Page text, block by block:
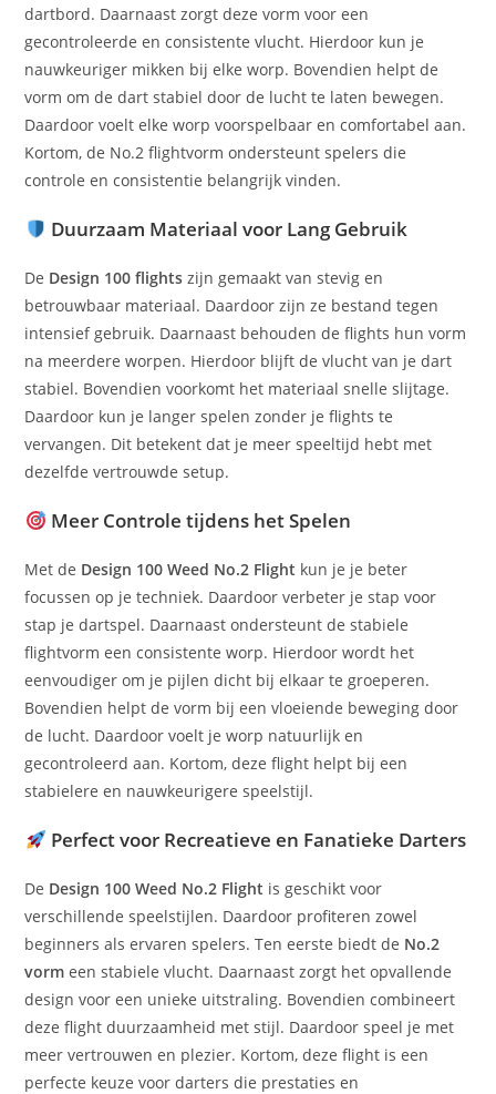
dartbord. Daarnaast zorgt deze vorm voor een
gecontroleerde en consistente vlucht. Hierdoor kun je
nauwkeuriger mikken bij elke worp. Bovendien helpt de
vorm om de dart stabiel door de lucht te laten bewegen.
Daardoor voelt elke worp voorspelbaar en comfortabel aan.
Kortom, de No.2 flightvorm ondersteunt spelers die
controle en consistentie belangrijk vinden.
Duurzaam Materiaal voor Lang Gebruik
De Design 100 flights zijn gemaakt van stevig en
betrouwbaar materiaal. Daardoor zijn ze bestand tegen
intensief gebruik. Daarnaast behouden de flights hun vorm
na meerdere worpen. Hierdoor blijft de vlucht van je dart
stabiel. Bovendien voorkomt het materiaal snelle slijtage.
Daardoor kun je langer spelen zonder je flights te
vervangen. Dit betekent dat je meer speeltijd hebt met
dezelfde vertrouwde setup.
Meer Controle tijdens het Spelen
Met de Design 100 Weed No.2 Flight kun je je beter
focussen op je techniek. Daardoor verbeter je stap voor
stap je dartspel. Daarnaast ondersteunt de stabiele
flightvorm een consistente worp. Hierdoor wordt het
eenvoudiger om je pijlen dicht bij elkaar te groeperen.
Bovendien helpt de vorm bij een vloeiende beweging door
de lucht. Daardoor voelt je worp natuurlijk en
gecontroleerd aan. Kortom, deze flight helpt bij een
stabielere en nauwkeurigere speelstijl.
Perfect voor Recreatieve en Fanatieke Darters
De Design 100 Weed No.2 Flight is geschikt voor
verschillende speelstijlen. Daardoor profiteren zowel
beginners als ervaren spelers. Ten eerste biedt de No.2
vorm een stabiele vlucht. Daarnaast zorgt het opvallende
design voor een unieke uitstraling. Bovendien combineert
deze flight duurzaamheid met stijl. Daardoor speel je met
meer vertrouwen en plezier. Kortom, deze flight is een
perfecte keuze voor darters die prestaties en